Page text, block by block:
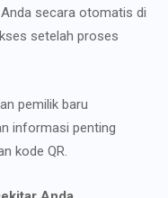
secara otomatis di
setelah proses
pemilik baru
informasi penting
kode QR.